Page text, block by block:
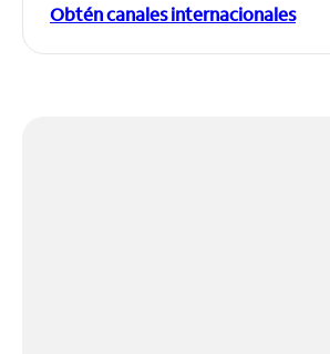
Obtén canales internacionales